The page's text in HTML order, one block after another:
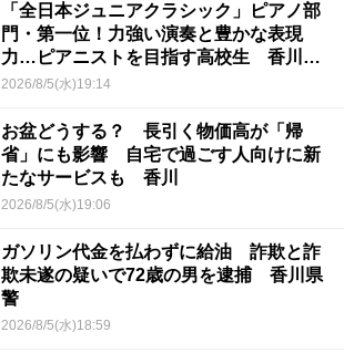
「全日本ジュニアクラシック」ピアノ部
門・第一位！力強い演奏と豊かな表現
力…ピアニストを目指す高校生 香川
【青春のキセキ】
2026/8/5(水)19:14
お盆どうする？ 長引く物価高が「帰
省」にも影響 自宅で過ごす人向けに新
たなサービスも 香川
2026/8/5(水)19:06
ガソリン代金を払わずに給油 詐欺と詐
欺未遂の疑いで72歳の男を逮捕 香川県
警
2026/8/5(水)18:59